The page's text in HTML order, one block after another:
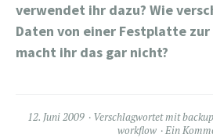
verwendet ihr dazu? Wie
Daten von einer Festplatte
macht ihr das gar nicht?
12. Juni 2009 Verschlagwortet mitbackup
workflow
Ein